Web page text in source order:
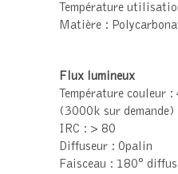
Température
Matière :
Flux lumineux
Température couleur
(3000k sur demande)
IRC : > 80
Diffuseur : Opalin
Faisceau : 180° diffus